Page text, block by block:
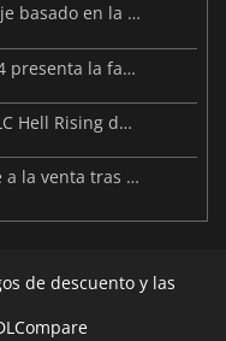
Ya está disponible Big Walk, un viaje basado en la amistad
Warhammer 40.000: Dawn of War 4 presenta la facción de los Necrones
Se ha anunciado oficialmente el DLC Hell Rising de Nioh 3
Forsaken Realms: Vahrin's Call sale a la venta tras una década
de descuento y las